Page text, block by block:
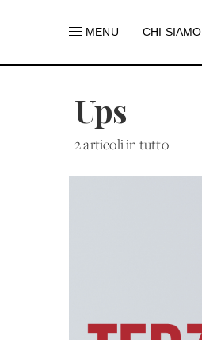
MENU CHI SIAMO
Ups
2 articoli in tutto